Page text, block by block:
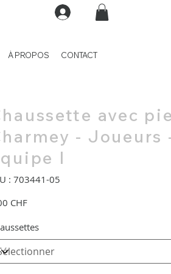
À PROPOS CONTACT
avec
- Joueurs
I
: SKU
703441-
703441-05
CHF